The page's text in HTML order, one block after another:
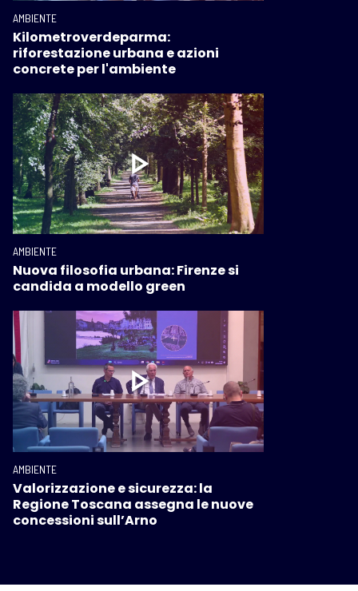
AMBIENTE
Kilometroverdeparma:
riforestazione urbana e azioni
concrete per l'ambiente
AMBIENTE
Nuova filosofia urbana: Firenze si
candida a modello green
AMBIENTE
Valorizzazione e sicurezza: la
Regione Toscana assegna le nuove
concessioni sull’Arno